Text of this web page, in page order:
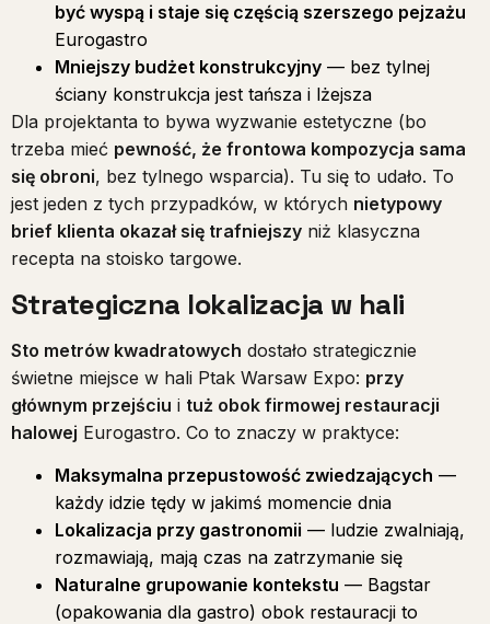
być wyspą i staje się częścią szerszego pejzażu
Eurogastro
Mniejszy budżet konstrukcyjny — bez tylnej
ściany konstrukcja jest tańsza i lżejsza
Dla projektanta to bywa wyzwanie estetyczne (bo
trzeba mieć pewność, że frontowa kompozycja sama
się obroni, bez tylnego wsparcia). Tu się to udało. To
jest jeden z tych przypadków, w których nietypowy
brief klienta okazał się trafniejszy niż klasyczna
recepta na stoisko targowe.
Strategiczna lokalizacja w hali
Sto metrów kwadratowych dostało strategicznie
świetne miejsce w hali Ptak Warsaw Expo: przy
głównym przejściu i tuż obok firmowej restauracji
halowej Eurogastro. Co to znaczy w praktyce:
Maksymalna przepustowość zwiedzających —
każdy idzie tędy w jakimś momencie dnia
Lokalizacja przy gastronomii — ludzie zwalniają,
rozmawiają, mają czas na zatrzymanie się
Naturalne grupowanie kontekstu — Bagstar
(opakowania dla gastro) obok restauracji to